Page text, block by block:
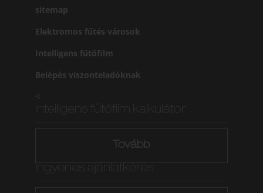
sitemap
Elektromos fűtés városok
Intelligens fűtőfilm
Belépés viszonteladóknak
<
Tovább